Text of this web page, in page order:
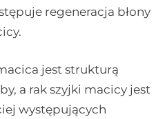
regeneracja błony
jest strukturą
a rak szyjki macicy jest
występujących